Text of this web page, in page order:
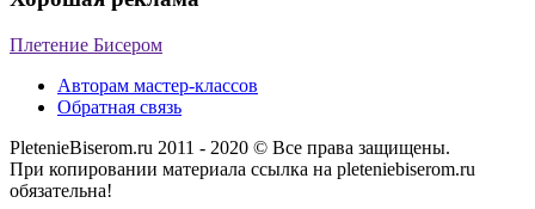
Плетение Бисером
Авторам мастер-классов
Обратная связь
PletenieBiserom.ru 2011 - 2020 © Все права защищены.
При копировании материала ссылка на pleteniebiserom.ru
обязательна!